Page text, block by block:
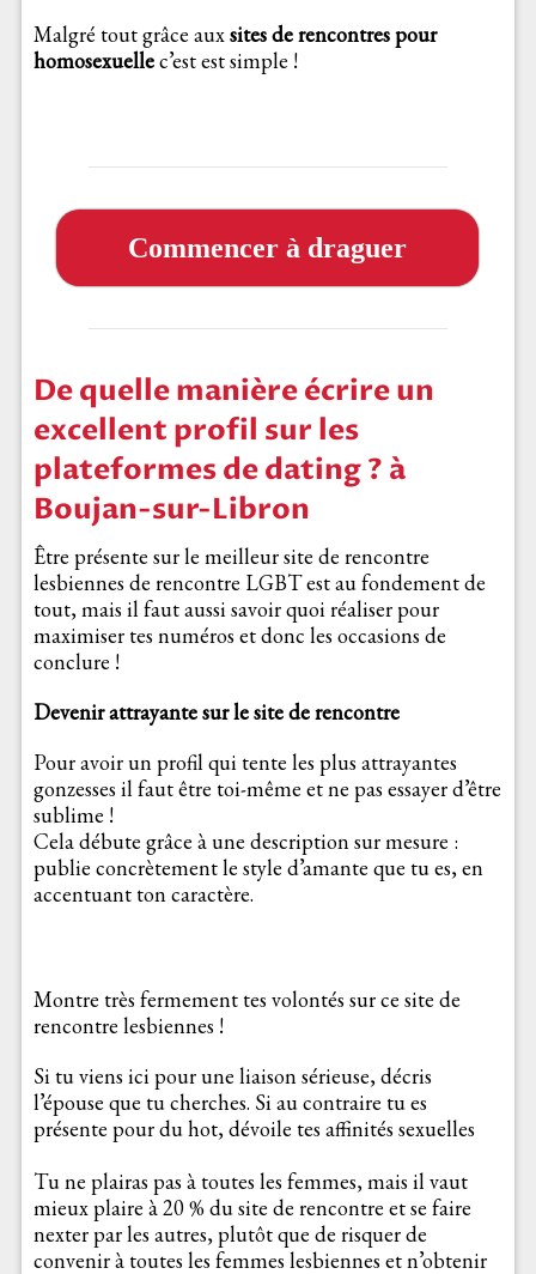
Malgré tout grâce auxsites de rencontres pour
homosexuellec’est est simple !
Commencer à draguer
De quelle manière écrire un
excellent profil sur les
plateformes de dating ? à
Boujan-sur-Libron
Être présente sur le meilleur site de rencontre
lesbiennes de rencontre LGBT est au fondement de
tout, mais il faut aussi savoir quoi réaliser pour
maximiser tes numéros et donc les occasions de
conclure !
Devenir attrayante sur le site de rencontre
Pour avoir un profil qui tente les plus attrayantes
gonzesses il faut être toi-même et ne pas essayer d’être
sublime !
Cela débute grâce à une description sur mesure :
publie concrètement le style d’amante que tu es, en
accentuant ton caractère.
Montre très fermement tes volontés sur ce site de
rencontre lesbiennes !
Si tu viens ici pour une liaison sérieuse, décris
l’épouse que tu cherches. Si au contraire tu es
présente pour du hot, dévoile tes affinités sexuelles
Tu ne plairas pas à toutes les femmes, mais il vaut
mieux plaire à 20 % du site de rencontre et se faire
nexter par les autres, plutôt que de risquer de
convenir à toutes les femmes lesbiennes et n’obtenir